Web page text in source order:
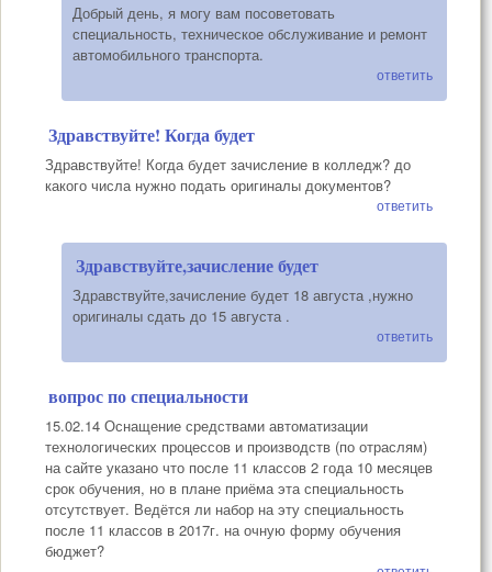
Добрый день, я могу вам посоветовать
специальность, техническое обслуживание и ремонт
автомобильного транспорта.
ответить
Здравствуйте! Когда будет
Здравствуйте! Когда будет зачисление в колледж? до
какого числа нужно подать оригиналы документов?
ответить
Здравствуйте,зачисление будет
Здравствуйте,зачисление будет 18 августа ,нужно
оригиналы сдать до 15 августа .
ответить
вопрос по специальности
15.02.14 Оснащение средствами автоматизации
технологических процессов и производств (по отраслям)
на сайте указано что после 11 классов 2 года 10 месяцев
срок обучения, но в плане приёма эта специальность
отсутствует. Ведётся ли набор на эту специальность
после 11 классов в 2017г. на очную форму обучения
бюджет?